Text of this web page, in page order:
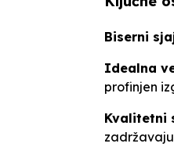
Biserni
Idealna
profinjen
Kvalitetni